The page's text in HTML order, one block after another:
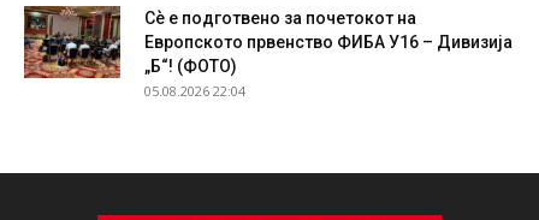
Сѐ е подготвено за почетокот на
Европското првенство ФИБА У16 – Дивизија
„Б“! (ФОТО)
05.08.2026 22:04